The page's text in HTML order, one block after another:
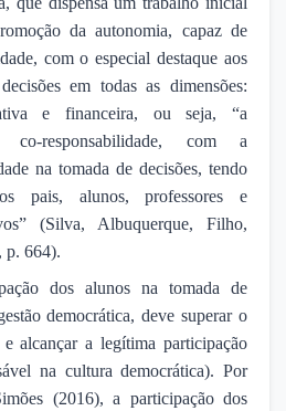
da autonomia, capaz de
com o especial destaque aos
em todas as dimensões:
e financeira, ou seja, “a
co-responsabilidade, com a
na tomada de decisões, tendo
pais, alunos, professores e
(Silva, Albuquerque, Filho,
p. 664).
dos alunos na tomada de
democrática, deve superar o
alcançar a legítima participação
na cultura democrática). Por
(2016), a participação dos